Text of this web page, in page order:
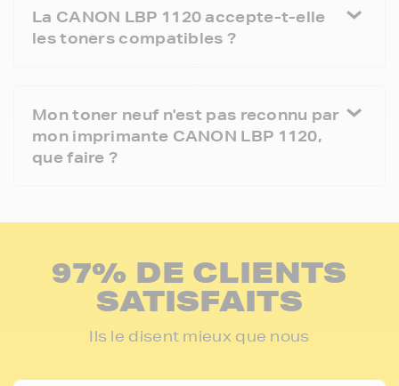
La CANON LBP 1120 accepte-t-elle
les toners compatibles ?
Mon toner neuf n'est pas reconnu par
mon imprimante CANON LBP 1120,
que faire ?
97% DE CLIENTS
SATISFAITS
Ils le disent mieux que nous